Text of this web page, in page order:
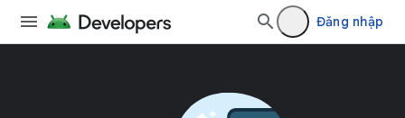
Đăng nhập